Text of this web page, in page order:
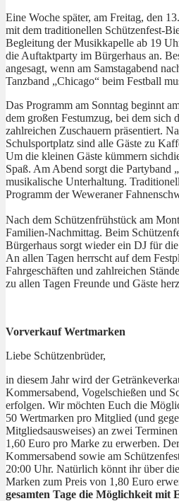
Eine Woche später, am Freitag, den
mit dem traditionellen Schützenfest-
Begleitung der Musikkapelle ab 19
die Auftaktparty im Bürgerhaus an.
angesagt, wenn am Samstagabend
Tanzband „Chicago“ beim Festball
Das Programm am Sonntag beginnt
dem großen Festumzug, bei dem sich
zahlreichen Zuschauern präsentiert.
Schulsportplatz sind alle Gäste zu
Um die kleinen Gäste kümmern sich
Spaß. Am Abend sorgt die Partyband
musikalische Unterhaltung.
Programm der Weweraner
Nach dem Schützenfrühstück am
Familien-Nachmittag. Beim
Bürgerhaus sorgt wieder ein DJ für
An allen Tagen herrscht auf dem
Fahrgeschäften und zahlreichen
zu allen Tagen Freunde und Gäste
Vorverkauf Wertmarken
Liebe Schützenbrüder,
in diesem Jahr wird der
Kommersabend, Vogelschießen und
erfolgen. Wir möchten Euch die
50 Wertmarken pro Mitglied (und
Mitgliedsausweises) an zwei
1,60 Euro pro Marke zu erwerben.
Kommersabend sowie am
20:00 Uhr. Natürlich könnt ihr über
Marken zum Preis von 1,80 Euro
gesamten Tage die Möglichkeit mit